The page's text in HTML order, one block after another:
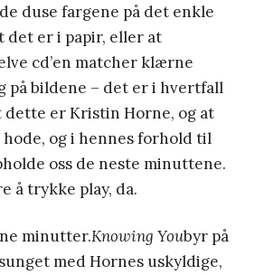
duse fargene på det enkle
det er i papir, eller at
cd’en matcher klærne
på bildene – det er i hvertfall
dette er Kristin Horne, og at
og i hennes forhold til
oss de neste minuttene.
å trykke play, da.
minutter.Knowing Youbyr på
med Hornes uskyldige,